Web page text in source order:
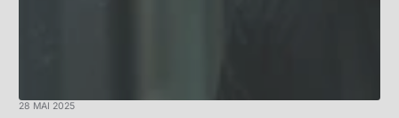
28 MAI 2025